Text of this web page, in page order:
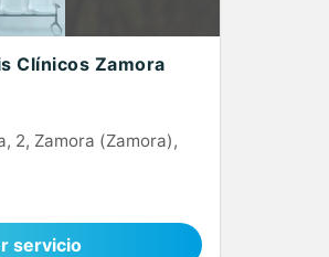
Clínicos Zamora
2, Zamora (Zamora),
servicio